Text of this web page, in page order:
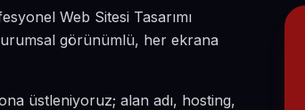
Web Sitesi Tasarımı
görünümlü, her ekrana
üstleniyoruz; alan adı, hosting,